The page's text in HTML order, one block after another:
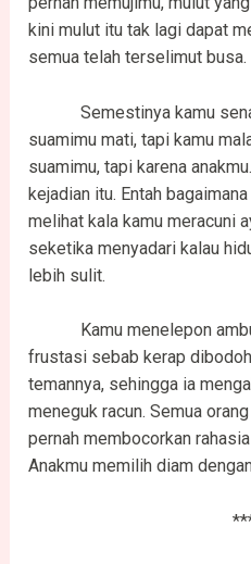
kini mulut itu tak lagi dapat
semua telah terselimut busa.
Semestinya kamu
suamimu mati, tapi kamu
suamimu, tapi karena
kejadian itu. Entah
melihat kala kamu meracuni
seketika menyadari kalau
lebih sulit.
Kamu menelepon
frustasi sebab kerap
temannya, sehingga ia
meneguk racun. Semua
pernah membocorkan
Anakmu memilih diam